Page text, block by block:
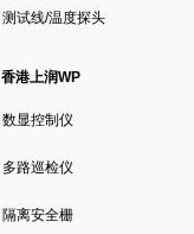
测试线/温度探头
香港上润WP
数显控制仪
多路巡检仪
隔离安全栅